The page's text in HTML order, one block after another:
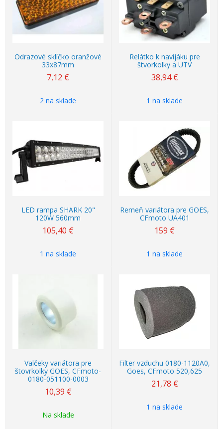
Odrazové sklíčko oranžové
33x87mm
7,12 €
2 na sklade
Relátko k navijáku pre
štvorkolky a UTV
38,94 €
1 na sklade
LED rampa SHARK 20"
120W 560mm
105,40 €
1 na sklade
Remeň variátora pre GOES,
CFmoto UA401
159 €
1 na sklade
Valčeky variátora pre
štovrkolky GOES, CFmoto-
0180-051100-0003
10,39 €
Na sklade
Filter vzduchu 0180-1120A0,
Goes, CFmoto 520,625
21,78 €
1 na sklade